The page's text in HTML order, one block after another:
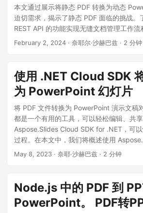
本文通过展示将静态 PDF 转换为动态
迫切需求，揭示了静态 PDF 面临的挑战。
REST API 的功能实现无缝文档管理工作流
February 2, 2024 · 奈耶尔·沙赫巴兹 · 2 分钟
使用 .NET Cloud SDK
为 PowerPoint 幻灯片
将 PDF 文件转换为 PowerPoint 演示文稿
都是一个有用的工具，可以轻松编辑、共
Aspose.Slides Cloud SDK for .NET，可
过程。在本文中，我们将概述使用
将 PDF 文件转换为 PowerPoint 演示文稿
May 8, 2023 · 奈耶·沙赫巴兹 · 2 分钟
Node.js 中的 PDF 到
PowerPoint。 PDF转